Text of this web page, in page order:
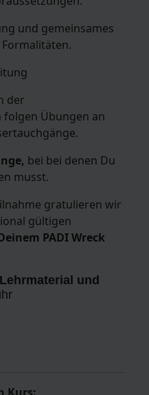
und gemeinsames
der
Übungen an
bei bei denen Du
musst.
gratulieren wir
gültigen
PADI Wreck
und